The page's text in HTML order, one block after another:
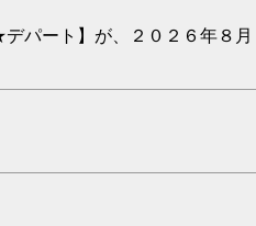
パート】が、２０２６年８